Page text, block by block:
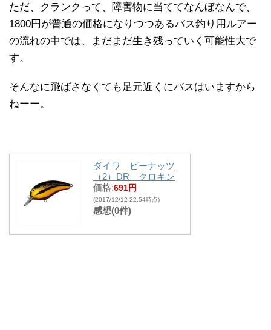
ただ、クランクって、障害物に当ててなんぼなんで、
1800円が普通の価格になりつつあるバス釣り用ルアー
の流れの中では、まだまだ生き残っていく可能性大で
す。
そんなに飛ばさなくても足元近くにバスはいますから
ねーー。
ダイワ ピーナッツ
（2）DR クロキン
価格:691円
(2017/12/12 22:54時点)
感想(0件)